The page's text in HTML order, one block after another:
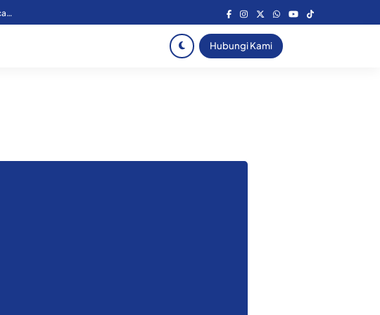
Kapoolres Sergai Bersama Forkopimda Sergai Tinjau Fasilitas Sekolah Rakyat, di Kecamatan Firdaus.
Hubungi Kami